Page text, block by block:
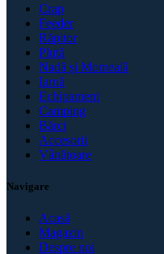
Crap
Feeder
Răpitor
Plută
Nadă și Momeală
Iarnă
Echipament
Camping
Bărci
Accesorii
Vânătoare
Navigare
Acasă
Magazin
Despre noi